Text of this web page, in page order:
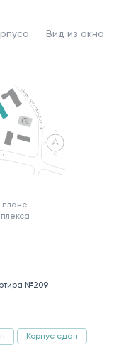
Вид из окна
плане
№209
Корпус сдан